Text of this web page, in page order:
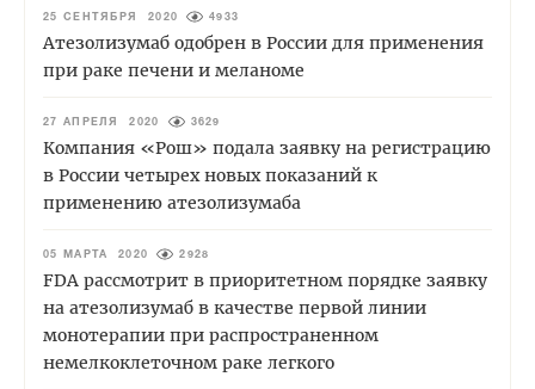
25 СЕНТЯБРЯ 2020 4933
Атезолизумаб одобрен в России для применения
при раке печени и меланоме
27 АПРЕЛЯ 2020 3629
Компания «Рош» подала заявку на регистрацию
в России четырех новых показаний к
применению атезолизумаба
05 МАРТА 2020 2928
FDA рассмотрит в приоритетном порядке заявку
на атезолизумаб в качестве первой линии
монотерапии при распространенном
немелкоклеточном раке легкого